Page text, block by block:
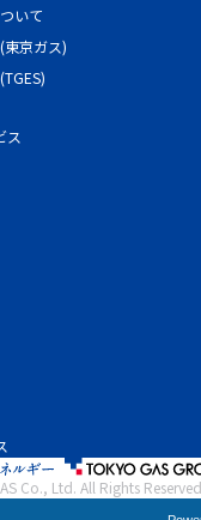
いて
京ガス)
ス
Co., Ltd. All Rights